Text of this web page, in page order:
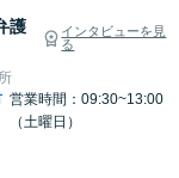
護
インタビューを見
る
営業時間：09:30~13:00
（土曜日）